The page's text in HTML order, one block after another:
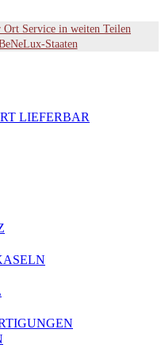
Service in weiten Teilen
Staaten
LIEFERBAR